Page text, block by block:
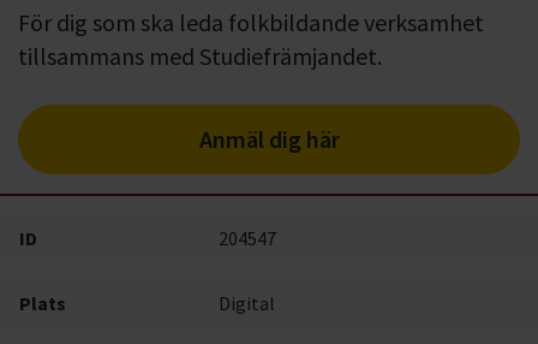
För dig som ska leda folkbildande verksamhet
tillsammans med Studiefrämjandet.
Anmäl dig här
ID 204547
Plats Digital